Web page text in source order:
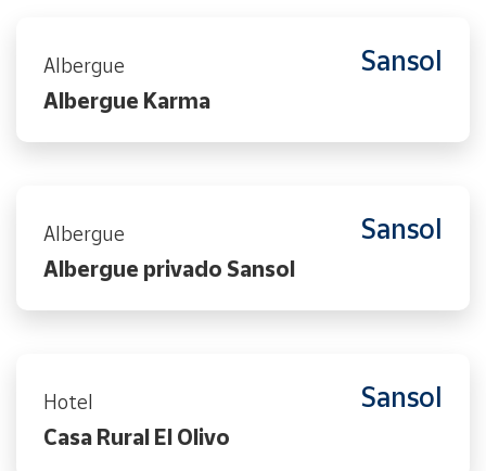
Albergue Sansol
Albergue Karma
Albergue Sansol
Albergue privado Sansol
Hotel Sansol
Casa Rural El Olivo